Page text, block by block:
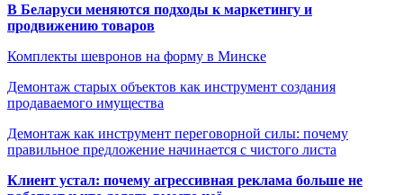
В Беларуси меняются подходы к маркетингу и
продвижению товаров
Комплекты шевронов на форму в Минске
Демонтаж старых объектов как инструмент создания
продаваемого имущества
Демонтаж как инструмент переговорной силы: почему
правильное предложение начинается с чистого листа
Клиент устал: почему агрессивная реклама больше не